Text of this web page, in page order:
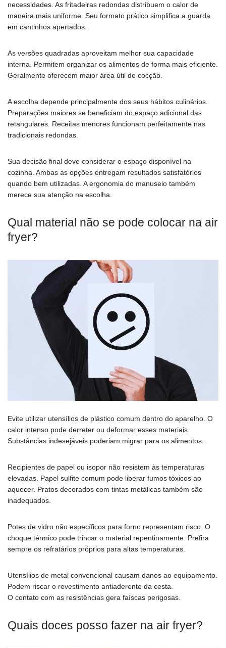
necessidades. As fritadeiras redondas distribuem o calor de
maneira mais uniforme. Seu formato prático simplifica a guarda
em cantinhos apertados.
As versões quadradas aproveitam melhor sua capacidade
interna. Permitem organizar os alimentos de forma mais eficiente.
Geralmente oferecem maior área útil de cocção.
A escolha depende principalmente dos seus hábitos culinários.
Preparações maiores se beneficiam do espaço adicional das
retangulares. Receitas menores funcionam perfeitamente nas
tradicionais redondas.
Sua decisão final deve considerar o espaço disponível na
cozinha. Ambas as opções entregam resultados satisfatórios
quando bem utilizadas. A ergonomia do manuseio também
merece sua atenção na escolha.
Qual material não se pode colocar na air
fryer?
Evite utilizar utensílios de plástico comum dentro do aparelho. O
calor intenso pode derreter ou deformar esses materiais.
Substâncias indesejáveis poderiam migrar para os alimentos.
Recipientes de papel ou isopor não resistem às temperaturas
elevadas. Papel sulfite comum pode liberar fumos tóxicos ao
aquecer. Pratos decorados com tintas metálicas também são
inadequados.
Potes de vidro não específicos para forno representam risco. O
choque térmico pode trincar o material repentinamente. Prefira
sempre os refratários próprios para altas temperaturas.
Utensílios de metal convencional causam danos ao equipamento.
Podem riscar o revestimento antiaderente da cesta.
O contato com as resistências gera faíscas perigosas.
Quais doces posso fazer na air fryer?